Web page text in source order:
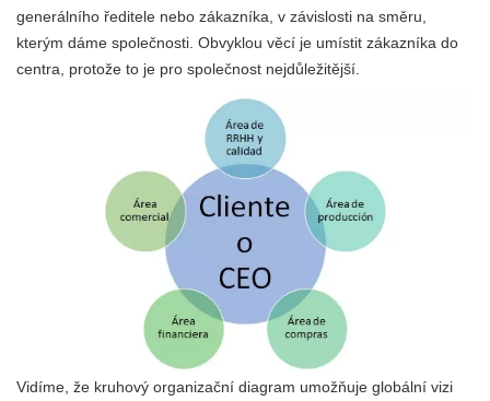
generálního ředitele nebo zákazníka, v závislosti na směru,
kterým dáme společnosti. Obvyklou věcí je umístit zákazníka do
centra, protože to je pro společnost nejdůležitější.
Vidíme, že kruhový organizační diagram umožňuje globální vizi